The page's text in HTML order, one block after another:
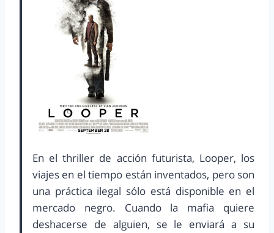
En el thriller de acción futurista, Looper, los
viajes en el tiempo están inventados, pero son
una práctica ilegal sólo está disponible en el
mercado negro. Cuando la mafia quiere
deshacerse de alguien, se le enviará a su